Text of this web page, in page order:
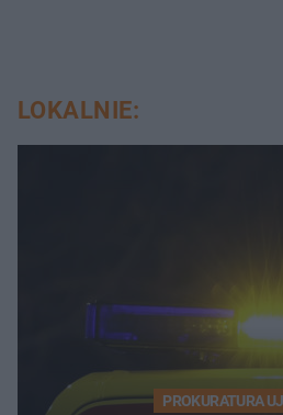
LOKALNIE:
PROKURATURA